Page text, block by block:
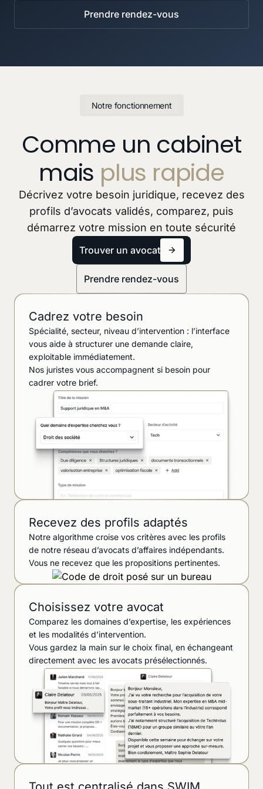
Prendre rendez-vous
Cadrez votre besoin
Spécialité, secteur, niveau d’intervention : l’interface
vous aide à structurer une demande claire,
exploitable immédiatement.
Nos juristes vous accompagnent si besoin pour
cadrer votre brief.
Recevez des profils adaptés
Notre algorithme croise vos critères avec les profils
de notre réseau d’avocats d’affaires indépendants.
Vous ne recevez que les propositions pertinentes.
Choisissez votre avocat
Comparez les domaines d’expertise, les expériences
et les modalités d’intervention.
Vous gardez la main sur le choix final, en échangeant
directement avec les avocats présélectionnés.
Notre fonctionnement
Comme un cabinet
mais plus rapide
Décrivez votre besoin juridique, recevez des
profils d’avocats validés, comparez, puis
démarrez votre mission en toute sécurité
Trouver un avocat
Prendre rendez-vous